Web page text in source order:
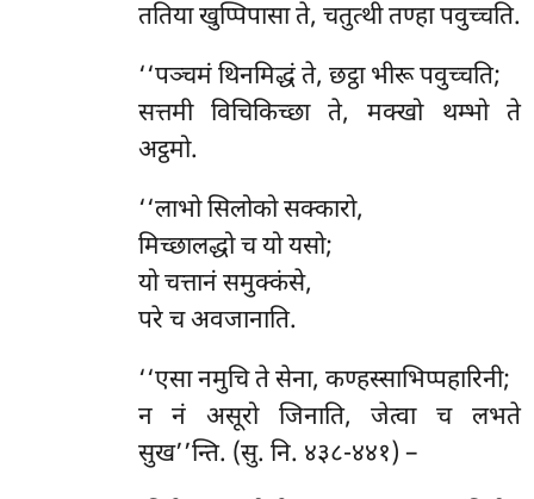
ततिया खुप्पिपासा ते, चतुत्थी तण्हा पवुच्चति.
‘‘पञ्चमं थिनमिद्धं ते, छट्ठा भीरू पवुच्चति;
सत्तमी विचिकिच्छा ते, मक्खो थम्भो ते
अट्ठमो.
‘‘लाभोसिलोको सक्कारो,
मिच्छालद्धो च यो यसो;
यो चत्तानं समुक्कंसे,
परे च अवजानाति.
‘‘एसा नमुचि ते सेना, कण्हस्साभिप्पहारिनी;
न नं असूरो जिनाति, जेत्वा च लभते
सुख’’न्ति. (सु. नि. ४३८-४४१) –